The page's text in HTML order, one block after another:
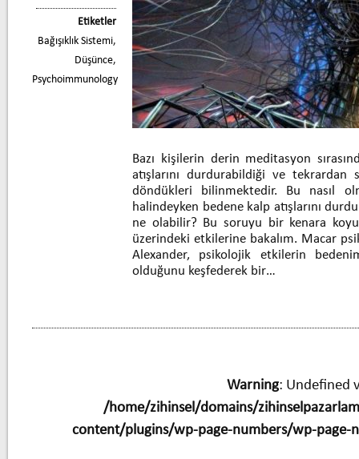
Etiketler
Bağışıklık Sistemi,
Düşünce,
Psychoimmunology
Bazı kişilerin derin meditasyon
atışlarını durdurabildiği ve tekrardan
döndükleri bilinmektedir. Bu nasıl
halindeyken bedene kalp atışlarını
ne olabilir? Bu soruyu bir kenara
üzerindeki etkilerine bakalım. Macar
Alexander, psikolojik etkilerin
olduğunu keşfederek bir…
Warning: Undefined
/home/zihinsel/domains/
content/plugins/wp-page-numbers/wp-page-